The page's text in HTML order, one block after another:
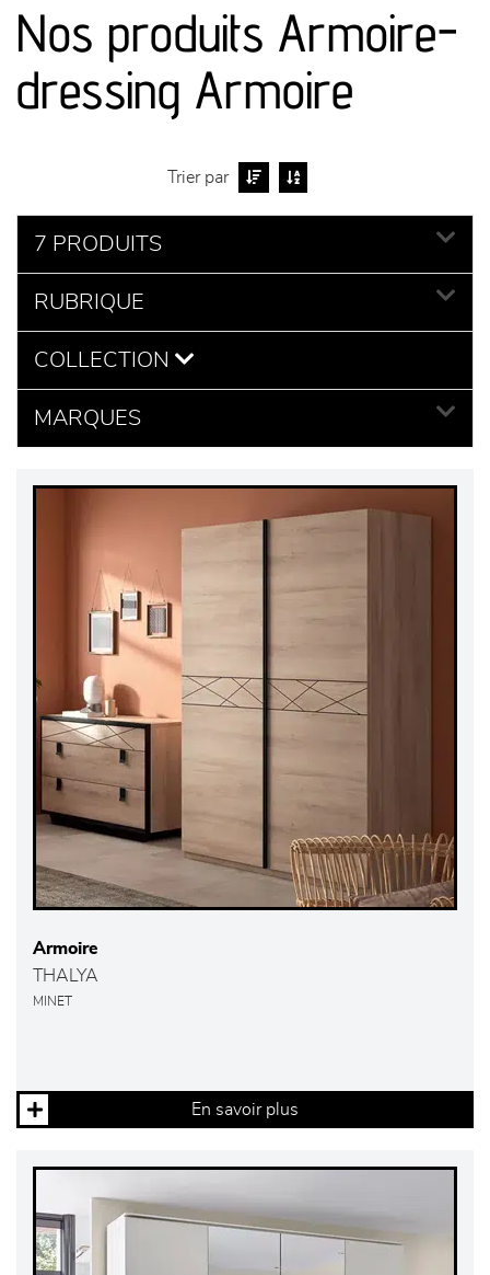
séjours
meubles de complément
literie
décoration
Nos produits Armoire-
dressing Armoire
Trier par
7 PRODUITS
RUBRIQUE
COLLECTION
MARQUES
Armoire
THALYA
MINET
En savoir plus